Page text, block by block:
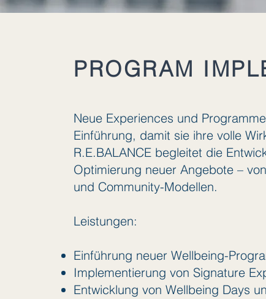
PROGRAM
Neue Experiences und
Einführung, damit sie ihre volle
R.E.BALANCE begleitet die
Optimierung neuer Angebote –
und Community-Modellen.
Leistungen:
Einführung neuer Wellbeing-
Implementierung von Signature
Entwicklung von Wellbeing Days